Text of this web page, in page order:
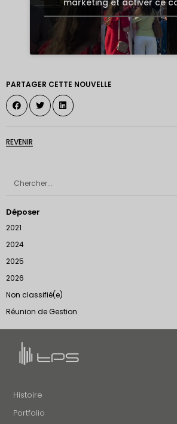
PARTAGER CETTE NOUVELLE
REVENIR
Déposer
2021
2024
2025
2026
Non classifié(e)
Réunion de Gestion
Histoire
Portfolio